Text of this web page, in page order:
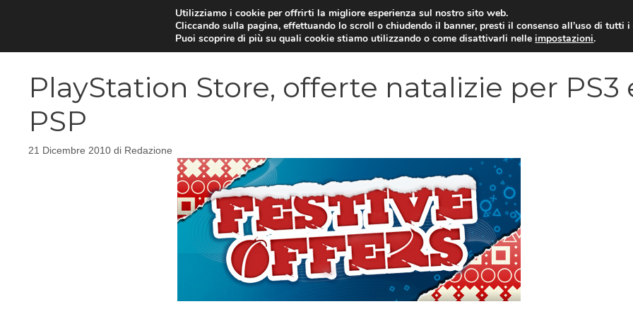
VIDEOGIOCHI NEWS
PlayStation Store, offerte natalizie per PS3
PSP
21 Dicembre 2010 di Redazione
Utilizziamo i cookie per offrirti la migliore esperienza sul nostro sito web.
Cliccando sulla pagina, effettuando lo scroll o chiudendo il banner, presti il consenso all’uso di tutti i
Puoi scoprire di più su quali cookie stiamo utilizzando o come disattivarli nelleimpostazioni.